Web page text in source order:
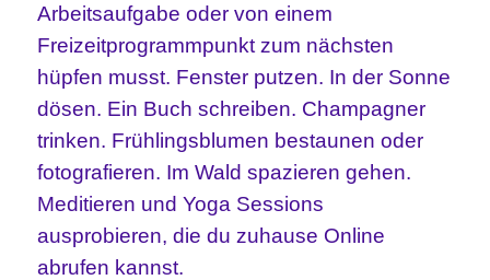
Arbeitsaufgabe oder von einem
Freizeitprogrammpunkt zum nächsten
hüpfen musst. Fenster putzen. In der Sonne
dösen. Ein Buch schreiben. Champagner
trinken. Frühlingsblumen bestaunen oder
fotografieren. Im Wald spazieren gehen.
Meditieren und Yoga Sessions
ausprobieren, die du zuhause Online
abrufen kannst.